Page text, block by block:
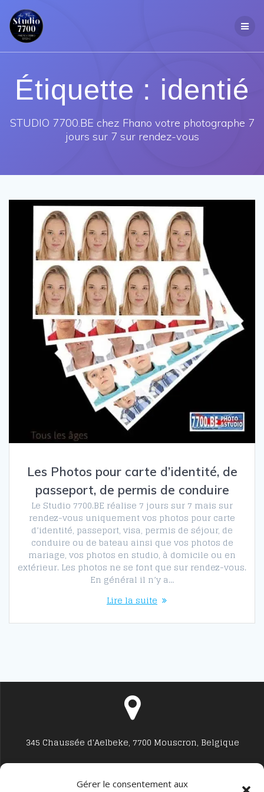
Gérer le consentement aux
Étiquette : identié
STUDIO 7700.BE chez Fhano votre photographe 7
jours sur 7 sur rendez-vous
Les Photos pour carte d’identité, de
passeport, de permis de conduire
Le Studio 7700.BE réalise 7 jours sur 7 mais sur
rendez-vous uniquement vos photos pour carte
d’identité, passeport, visa, permis de séjour, de
conduire ou de bateau ainsi que vos photos de
mariage, vos photos en studio, à domicile ou en
extérieur. Les photos ne se font que sur rendez-vous.
En général il n’y a…
Lire la suite
345 Chaussée d'Aelbeke, 7700 Mouscron, Belgique